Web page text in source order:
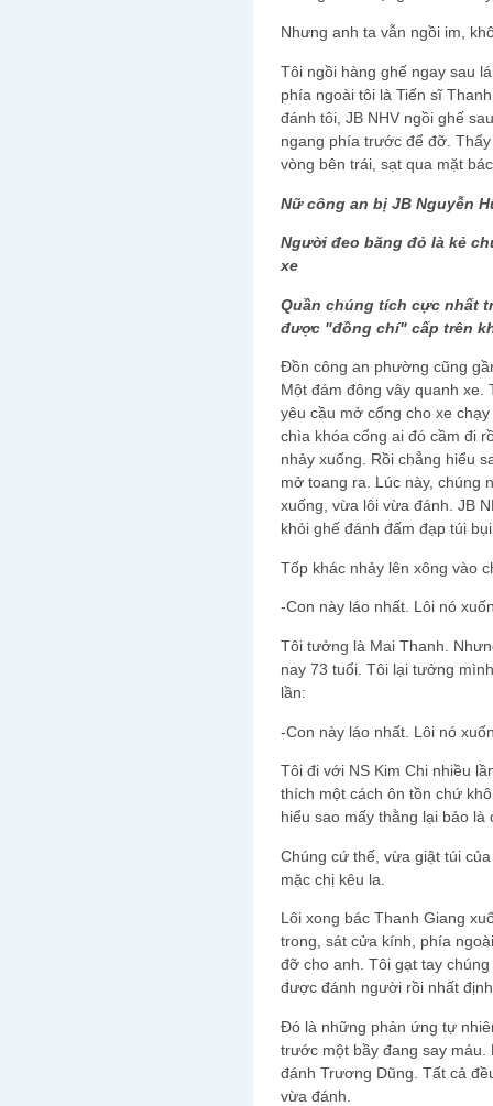
Nhưng anh ta vẫn ngồi im,
Tôi ngồi hàng ghế ngay sau
phía ngoài tôi là Tiến sĩ
đánh tôi, JB NHV ngồi ghế
ngang phía trước để đỡ.
vòng bên trái, sạt qua mặt
Nữ công an bị JB Nguyễn
Người đeo băng đỏ là kẻ
xe
Quần chúng tích cực nhất
được "đồng chí" cấp trên
Đồn công an phường cũng
Một đám đông vây quanh
yêu cầu mở cổng cho xe
chìa khóa cổng ai đó cầm đi
nhảy xuống. Rồi chẳng hiểu
mở toang ra. Lúc này, chúng
xuống, vừa lôi vừa đánh. JB
khỏi ghế đánh đấm đạp túi
Tốp khác nhảy lên xông vào
-Con này láo nhất. Lôi nó
Tôi tưởng là Mai Thanh.
nay 73 tuổi. Tôi lại tưởng
lần:
-Con này láo nhất. Lôi nó
Tôi đi với NS Kim Chi nhiều
thích một cách ôn tồn chứ
hiểu sao mấy thằng lại bảo là
Chúng cứ thế, vừa giật túi
mặc chị kêu la.
Lôi xong bác Thanh Giang
trong, sát cửa kính, phía
đỡ cho anh. Tôi gạt tay
được đánh người rồi nhất
Đó là những phản ứng tự
trước một bầy đang say máu.
đánh Trương Dũng. Tất cả
vừa đánh.